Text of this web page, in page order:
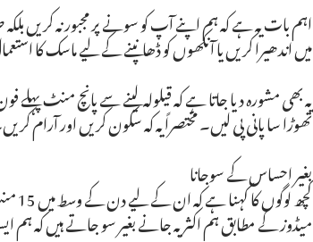
اہم بات یہ ہے کہ ہم اپنے آپ کو سونے پر مجبور نہ کریں
میں اندھیرا کریں یا آنکھوں کو ڈھانپنے کے لیے ماسک کا
یہ بھی مشورہ دیا جاتا ہے کہ قیلولہ لینے سے پانچ منٹ
تھوڑا سا پانی پی لیں۔ مختصراً یہ کہ سکون کریں اور آرام
بغیر احساس کے سوجانا
میڈوز کے مطابق ہم اکثر یہ جانے بغیر سو جاتے ہیں کہ ہم